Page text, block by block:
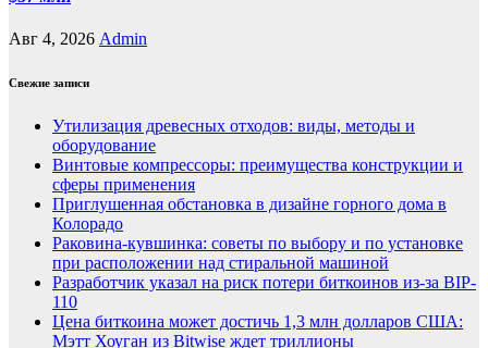
Авг 4, 2026 Admin
Свежие записи
Утилизация древесных отходов: виды, методы и
оборудование
Винтовые компрессоры: преимущества конструкции и
сферы применения
Приглушенная обстановка в дизайне горного дома в
Колорадо
Раковина-кувшинка: советы по выбору и по установке
при расположении над стиральной машиной
Разработчик указал на риск потери биткоинов из-за BIP-
110
Цена биткоина может достичь 1,3 млн долларов США:
Мэтт Хоуган из Bitwise ждет триллионы